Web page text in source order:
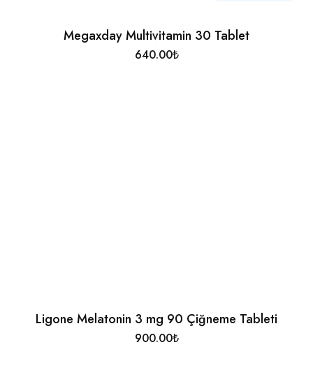
Megaxday Multivitamin 30 Tablet
640.00₺
Ligone Melatonin 3 mg 90 Çiğneme Tableti
900.00₺